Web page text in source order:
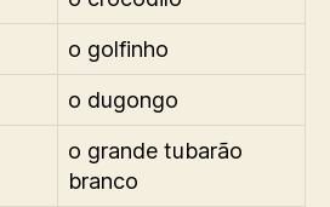
o golfinho
o dugongo
o grande tubarão
branco